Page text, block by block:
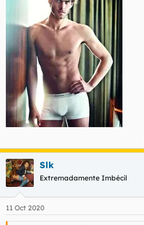
Slk
Extremadamente Imbécil
11 Oct 2020